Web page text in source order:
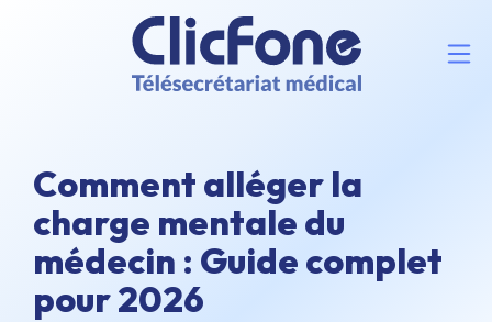
Comment alléger la
charge mentale du
médecin : Guide complet
pour 2026